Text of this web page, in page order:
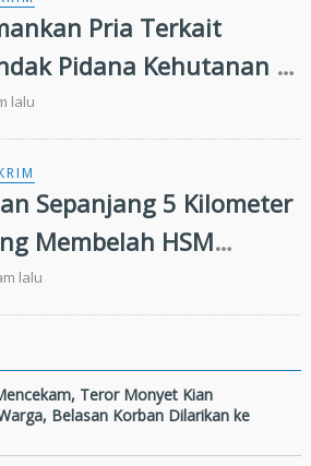
Pria Terkait
Pidana Kehutanan di
Kiri, Polisi Temukan
Butir Ekstasi
lalu
Sepanjang 5 Kilometer
Membelah HSM
Baling Diduga
Residivis
Hutan
lalu
Teror Monyet Kian
Belasan Korban Dilarikan ke